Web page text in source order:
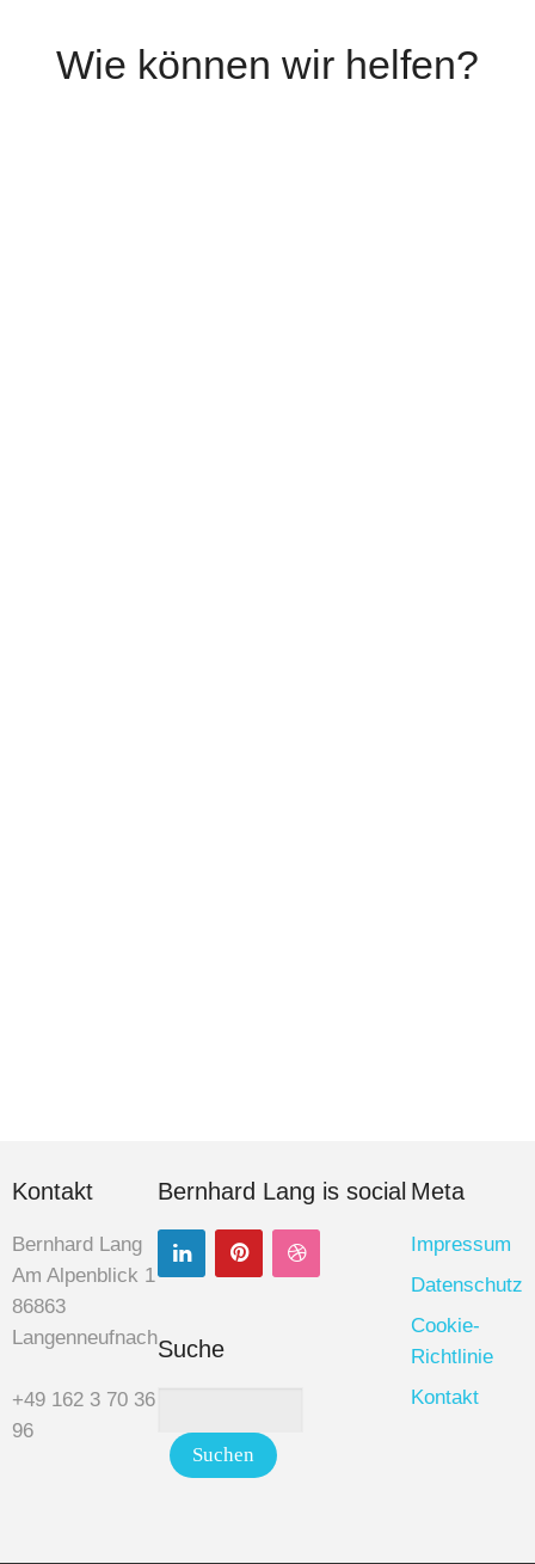
Wie können wir helfen?
Kontakt
Bernhard Lang
Am Alpenblick 1
86863
Langenneufnach
+49 162 3 70 36
96
Bernhard Lang is social
Suche
Meta
Impressum
Datenschutz
Cookie-
Richtlinie
Kontakt